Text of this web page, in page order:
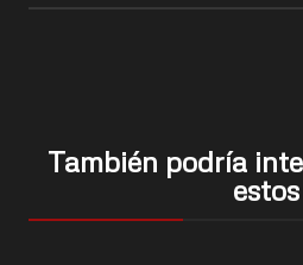
También podría
estos